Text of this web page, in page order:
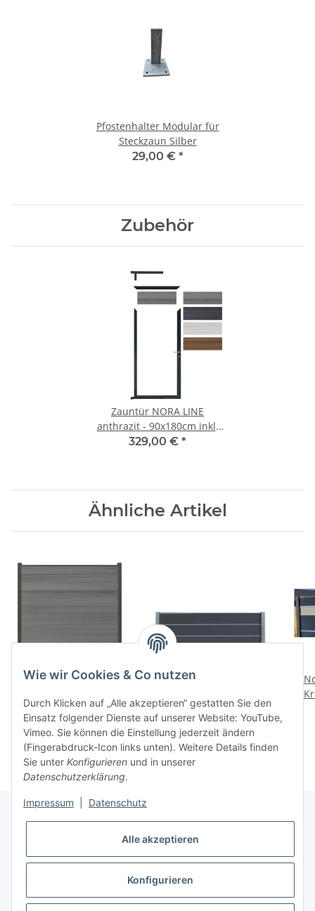
Pfostenhalter Modular für
Steckzaun Silber
29,00 € *
Zubehör
Zauntür NORA LINE
anthrazit - 90x180cm inkl.
Beschlag & Füllung
329,00 € *
Ähnliche Artikel
WPC Steckzaun-Set
99,00 € -179,00 €*
Steckzaun Mona 180x91
89,00 €*
Gesetzliche Informationen
Wie wir Cookies & Co nutzen
Durch Klicken auf „Alle akzeptieren“ gestatten Sie den
Einsatz folgender Dienste auf unserer Website: YouTube,
Vimeo. Sie können die Einstellung jederzeit ändern
(Fingerabdruck-Icon links unten). Weitere Details finden
Sie unter Konfigurieren und in unserer
Datenschutzerklärung.
Impressum Datenschutz
Alle akzeptieren
Konfigurieren